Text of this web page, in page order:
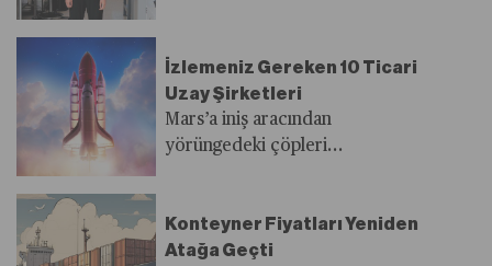
İzlemeniz Gereken 10 Ticari
Uzay Şirketleri
Mars’a iniş aracından
yörüngedeki çöpleri
sektör tarafından yakından
izleniyor.
Konteyner Fiyatları Yeniden
Atağa Geçti